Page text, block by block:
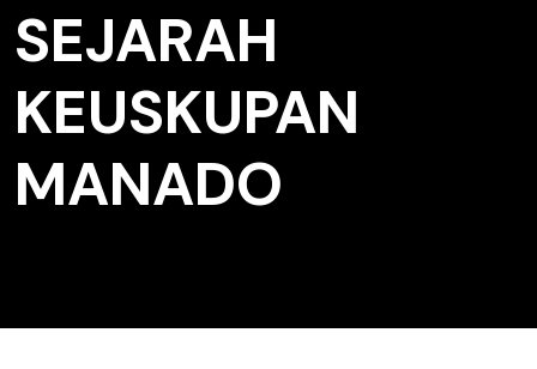
SEJARAH
KEUSKUPAN
MANADO